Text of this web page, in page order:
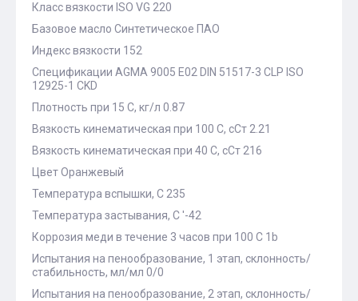
Класс вязкости ISO VG 220
Базовое масло Синтетическое ПАО
Индекс вязкости 152
Спецификации AGMA 9005 E02 DIN 51517-3 CLP ISO
12925-1 CKD
Плотность при 15 С, кг/л 0.87
Вязкость кинематическая при 100 С, сСт 2.21
Вязкость кинематическая при 40 С, сСт 216
Цвет Оранжевый
Температура вспышки, С 235
Температура застывания, С '-42
Коррозия меди в течение 3 часов при 100 С 1b
Испытания на пенообразование, 1 этап, склонность/
стабильность, мл/мл 0/0
Испытания на пенообразование, 2 этап, склонность/